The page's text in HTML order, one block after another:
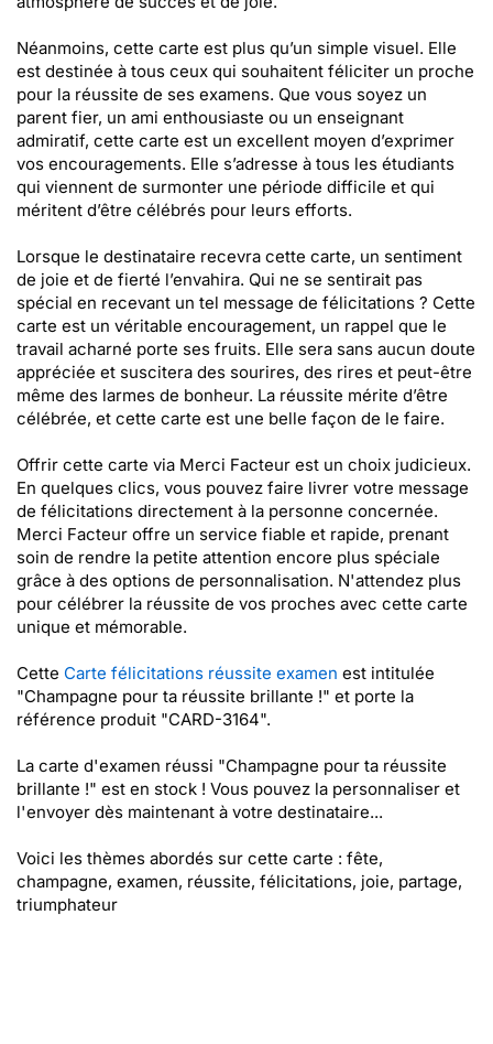
Néanmoins, cette carte est plus qu’un simple visuel. Elle
est destinée à tous ceux qui souhaitent féliciter un proche
pour la réussite de ses examens. Que vous soyez un
parent fier, un ami enthousiaste ou un enseignant
admiratif, cette carte est un excellent moyen d’exprimer
vos encouragements. Elle s’adresse à tous les étudiants
qui viennent de surmonter une période difficile et qui
méritent d’être célébrés pour leurs efforts.
Lorsque le destinataire recevra cette carte, un sentiment
de joie et de fierté l’envahira. Qui ne se sentirait pas
spécial en recevant un tel message de félicitations ? Cette
carte est un véritable encouragement, un rappel que le
travail acharné porte ses fruits. Elle sera sans aucun doute
appréciée et suscitera des sourires, des rires et peut-être
même des larmes de bonheur. La réussite mérite d’être
célébrée, et cette carte est une belle façon de le faire.
Offrir cette carte via Merci Facteur est un choix judicieux.
En quelques clics, vous pouvez faire livrer votre message
de félicitations directement à la personne concernée.
Merci Facteur offre un service fiable et rapide, prenant
soin de rendre la petite attention encore plus spéciale
grâce à des options de personnalisation. N'attendez plus
pour célébrer la réussite de vos proches avec cette carte
unique et mémorable.
Cette Carte félicitations réussite examen est intitulée
"Champagne pour ta réussite brillante !" et porte la
référence produit "CARD-3164".
La carte d'examen réussi "Champagne pour ta réussite
brillante !" est en stock ! Vous pouvez la personnaliser et
l'envoyer dès maintenant à votre destinataire...
Voici les thèmes abordés sur cette carte : fête,
champagne, examen, réussite, félicitations, joie, partage,
triumphateur